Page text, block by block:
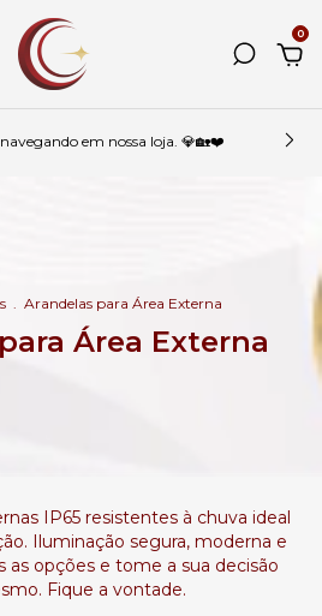
0
em nossa loja. 💎🏡❤️
. Arandelas para Área Externa
Área Externa
IP65 resistentes à chuva ideal
Iluminação segura, moderna e
as opções e tome a sua decisão
Fique a vontade.